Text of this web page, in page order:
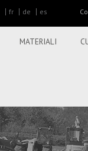
fr de es
MATERIALI